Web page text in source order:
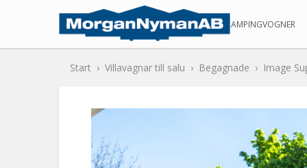
STATISKE CAMPINGVOGNER
Start Villavagnar till salu Begagnade Image